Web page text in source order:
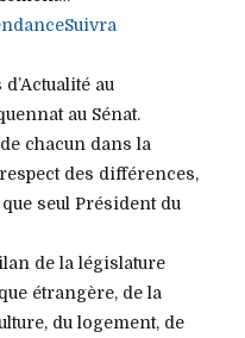
au
au Sénat.
chacun dans la
des différences,
seul Président du
de la législature
étrangère, de la
du logement, de